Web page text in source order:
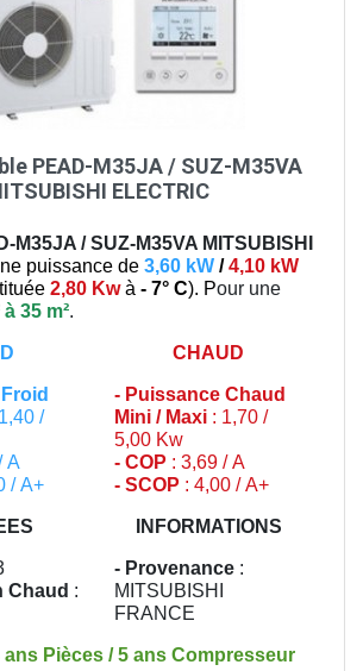
PEAD-M35JA / SUZ-M35VA
ELECTRIC
M35JA / SUZ-M35VA MITSUBISHI
puissance de 3,60 kW /4,10 kW
2,80 Kwà - 7° C). Pour une
35 m².
/
A
/ A+
CHAUD
- Puissance Chaud
Mini / Maxi : 1,70 /
5,00 Kw
- COP : 3,69 / A
- SCOP : 4,00 / A+
Chaud :
INFORMATIONS
- Provenance :
MITSUBISHI
FRANCE
ans Pièces / 5 ans Compresseur